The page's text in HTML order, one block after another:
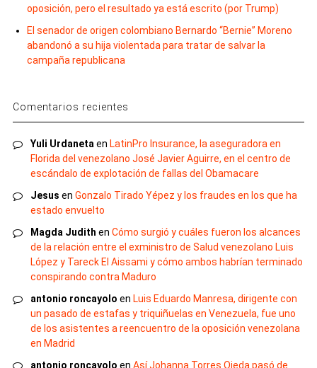
oposición, pero el resultado ya está escrito (por Trump)
El senador de origen colombiano Bernardo “Bernie” Moreno
abandonó a su hija violentada para tratar de salvar la
campaña republicana
Comentarios recientes
Yuli Urdaneta en LatinPro Insurance, la aseguradora en
Florida del venezolano José Javier Aguirre, en el centro de
escándalo de explotación de fallas del Obamacare
Jesus en Gonzalo Tirado Yépez y los fraudes en los que ha
estado envuelto
Magda Judith en Cómo surgió y cuáles fueron los alcances
de la relación entre el exministro de Salud venezolano Luis
López y Tareck El Aissami y cómo ambos habrían terminado
conspirando contra Maduro
antonio roncayolo en Luis Eduardo Manresa, dirigente con
un pasado de estafas y triquiñuelas en Venezuela, fue uno
de los asistentes a reencuentro de la oposición venezolana
en Madrid
antonio roncayolo en Así Johanna Torres Ojeda pasó de